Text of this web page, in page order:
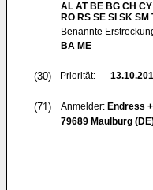
AL AT BE BG CH
RO RS SE SI SK SM
Benannte
BA ME
(30) Priorität:
(71) Anmelder: Endress
79689 Maulburg